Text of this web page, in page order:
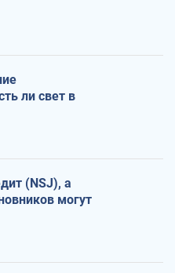
ли свет в
(NSJ), а
могут